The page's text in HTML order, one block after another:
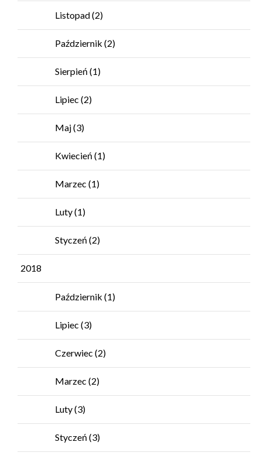
Listopad(2)
Październik (2)
Sierpień (1)
Lipiec (2)
Maj(3)
Kwiecień (1)
Marzec (1)
Luty(1)
Styczeń (2)
2018
Październik (1)
Lipiec (3)
Czerwiec (2)
Marzec (2)
Luty(3)
Styczeń (3)